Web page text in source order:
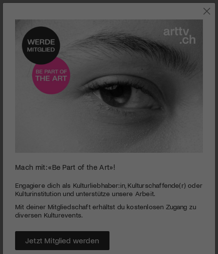
seconds
minutes,
seconds
See-Burgtheater | Der Zwerg in mir
PUBLIZIERT AM 20. FEBRUAR 2014
Krieg, sondern hier in der Schweiz. Doch für ihren Traum
kämpft sie weiter, ihr Zwerg hilft ihr dabei. Das See-
sehenswert!
MEHR
Mach mit: «Be Part of the Art»!
Engagiere dich als Kulturliebhaber:in, Kulturschaffende(r) oder
Kulturinstitution und unterstütze unsere Arbeit.
Mit deiner Mitgliedschaft erhältst du kostenlosen Zugang zu
diversen Kulturevents.
Jetzt Mitglied werden